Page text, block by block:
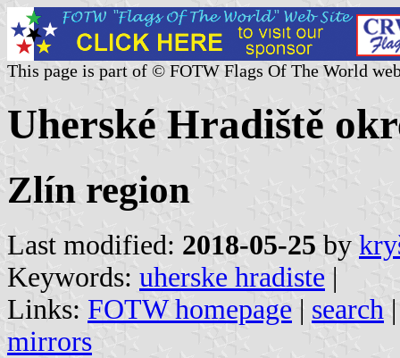
This page is part of © FOTW Flags Of The World
Uherské Hradiště
Zlín region
Last modified: 2018-05-25 by
Keywords: uherske hradiste |
Links: FOTW homepage | search
mirrors